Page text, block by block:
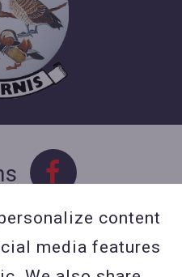
content
media features